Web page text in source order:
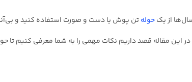
از یکحولهتن پوش یا دست و صورت استفاده کنید و
این مقاله قصد داریم نکات مهمی را به شما معرفی کنیم تا